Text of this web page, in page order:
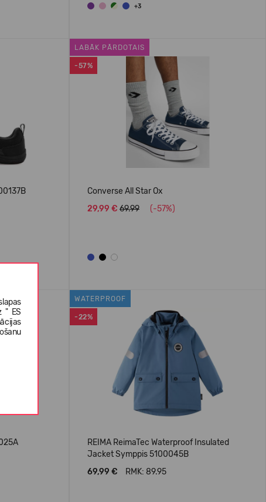
" ES
+3
-57%
LABĀK PĀRDOTAIS
Converse All Star Ox
29,99 € 69.99 (-57%)
-22%
WATERPROOF
REIMA ReimaTec Waterproof Insulated
Jacket Symppis 5100045B
69,99 €
RMK: 89.95